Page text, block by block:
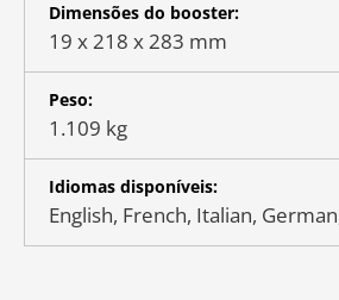
Dimensões do booster:
19 x 218 x 283 mm
Peso:
1.109 kg
Idiomas disponíveis:
English, French, Italian,